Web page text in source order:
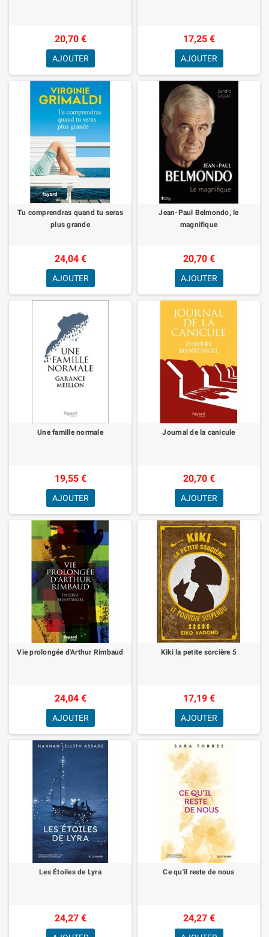
20,70 €
AJOUTER
17,25 €
AJOUTER
Tu comprendras quand tu seras
plus grande
24,04 €
AJOUTER
Jean-Paul Belmondo, le
magnifique
20,70 €
AJOUTER
Une famille normale
19,55 €
AJOUTER
Journal de la canicule
20,70 €
AJOUTER
Vie prolongée d'Arthur Rimbaud
24,04 €
AJOUTER
Kiki la petite sorcière 5
17,19 €
AJOUTER
Les Étoiles de Lyra
24,27 €
Ce qu'il reste de nous
24,27 €